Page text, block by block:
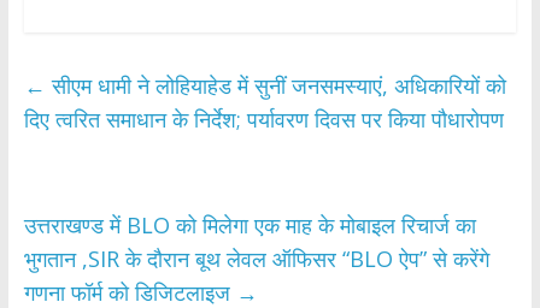
b
o
er s
A
p
e
← ​सीएम धामी ने लोहियाहेड में सुनीं जनसमस्याएं, अधिकारियों को
दिए त्वरित समाधान के निर्देश; पर्यावरण दिवस पर किया पौधारोपण
उत्तराखण्ड में BLO को मिलेगा एक माह के मोबाइल रिचार्ज का
भुगतान ,SIR के दौरान बूथ लेवल ऑफिसर “BLO ऐप” से करेंगे
गणना फॉर्म को डिजिटलाइज →